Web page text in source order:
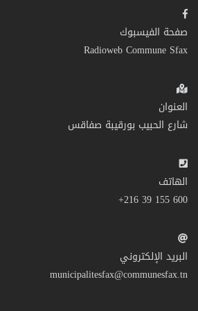
صفحة الفيسبوك
Radioweb Commune Sfax
العنوان
شارع الحبيب بورقيبة صفاقس
الهاتف
600 155 39 216+
البريد الإلكتروني
municipalitesfax@communesfax.tn